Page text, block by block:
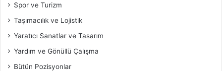
Spor ve Turizm
Taşımacılık ve Lojistik
Yaratıcı Sanatlar ve Tasarım
Yardım ve Gönüllü Çalışma
Bütün Pozisyonlar